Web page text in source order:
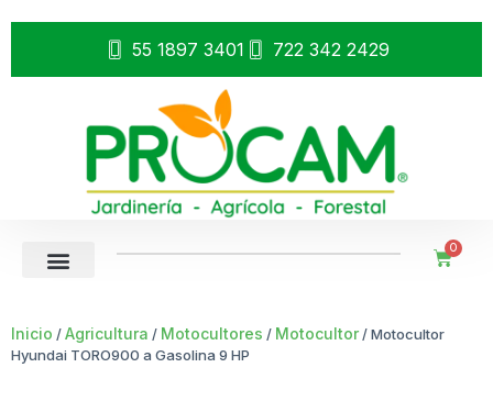
55 1897 3401 722 342 2429
0
Inicio /Agricultura / Motocultores / Motocultor/ Motocultor
Hyundai TORO900 a Gasolina 9 HP